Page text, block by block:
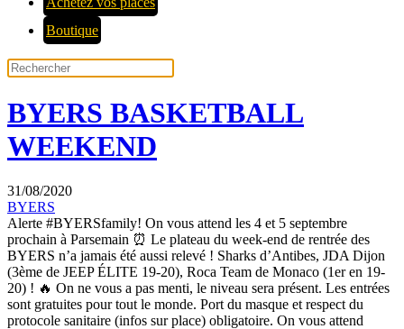
Boutique
BYERS BASKETBALL
WEEKEND
31/08/2020
BYERS
Alerte #BYERSfamily! On vous attend les 4 et 5 septembre
prochain à Parsemain ⏰ Le plateau du week-end de rentrée des
BYERS n’a jamais été aussi relevé ! Sharks d’Antibes, JDA Dijon
(3ème de JEEP ÉLITE 19-20), Roca Team de Monaco (1er en 19-
20) ! 🔥 On ne vous a pas menti, le niveau sera présent. Les entrées
sont gratuites pour tout le monde. Port du masque et respect du
protocole sanitaire (infos sur place) obligatoire. On vous attend